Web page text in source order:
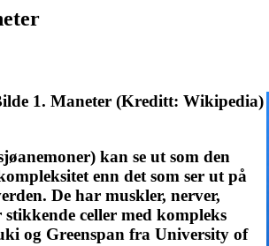
1. Maneter (Kreditt: Wikipedia)
kan se ut som den
enn det som ser ut på
De har muskler, nerver,
celler med kompleks
og Greenspan fra University of